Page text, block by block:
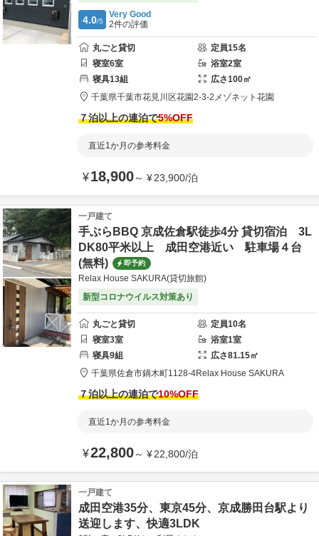
4.0/5
Very Good
2件の評価
丸ごと貸切 定員15名
寝室6室 浴室2室
寝具13組 広さ100㎡
千葉県千葉市花見川区花園2-3-2 メゾネット花園
７泊以上の連泊で5%OFF
直近1か月の参考料金
¥18,900～ ¥23,900/泊
一戸建て
手ぶらBBQ 京成佐倉駅徒歩4分 貸切宿泊 3L
DK80平米以上 成田空港近い 駐車場４台
(無料)
即予約
Relax House SAKURA(貸切旅館)
新型コロナウイルス対策あり
丸ごと貸切 定員10名
寝室3室 浴室1室
寝具9組 広さ81.15㎡
千葉県佐倉市鏑木町1128-4 Relax House SAKURA
７泊以上の連泊で10%OFF
直近1か月の参考料金
¥22,800～ ¥22,800/泊
一戸建て
成田空港35分、東京45分、京成勝田台駅より
送迎します、快適3LDK